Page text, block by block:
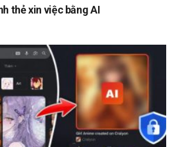
thẻ xin việc bằng AI